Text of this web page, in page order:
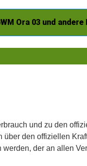
Ora 03 und
und zu den
den offiziellen
der an allen